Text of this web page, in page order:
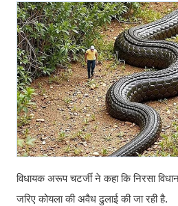
विधायक अरूप चटर्जी ने कहा कि निरसा
जरिए कोयला की अवैध ढुलाई की जा रही है.